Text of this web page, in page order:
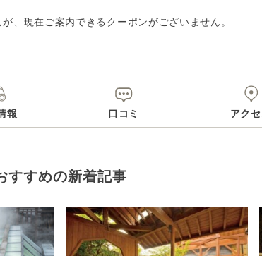
、現在ご案内できるクーポンがございません。
報 口コミ アク
すすめの新着記事